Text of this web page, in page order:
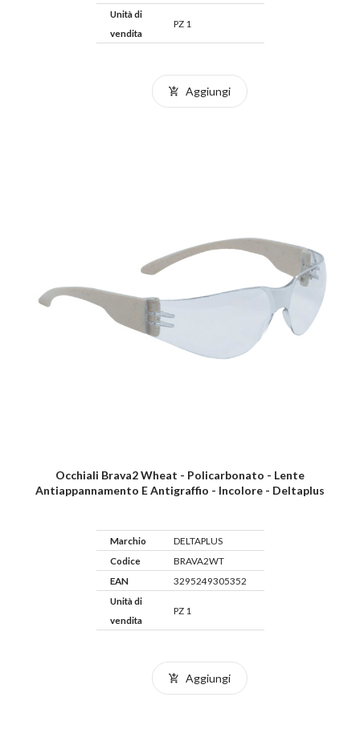
Unità di
vendita
PZ 1
Aggiungi
Occhiali Brava2 Wheat - Policarbonato - Lente
Antiappannamento E Antigraffio - Incolore - Deltaplus
Marchio
DELTAPLUS
Codice
BRAVA2WT
EAN
3295249305352
Unità di
vendita
PZ 1
Aggiungi